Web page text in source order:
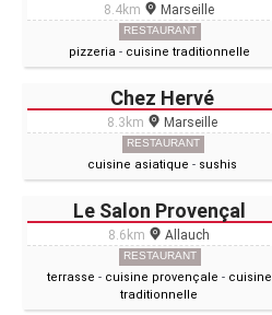
8.4km Marseille
RESTAURANT
pizzeria - cuisine traditionnelle
Chez Hervé
8.3km Marseille
RESTAURANT
cuisine asiatique - sushis
Le Salon Provençal
8.6km Allauch
RESTAURANT
terrasse - cuisine provençale - cuisine
traditionnelle